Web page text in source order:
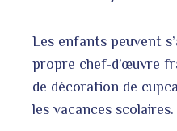
Les enfants peuvent
propre chef-d’œuvre
de décoration de
les vacances scolaires.